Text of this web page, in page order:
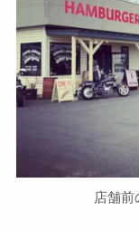
店舗前